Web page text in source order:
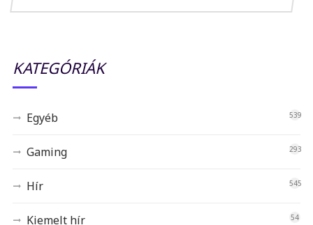
KATEGÓRIÁK
Egyéb 539
Gaming 293
Hír 545
Kiemelt hír 54